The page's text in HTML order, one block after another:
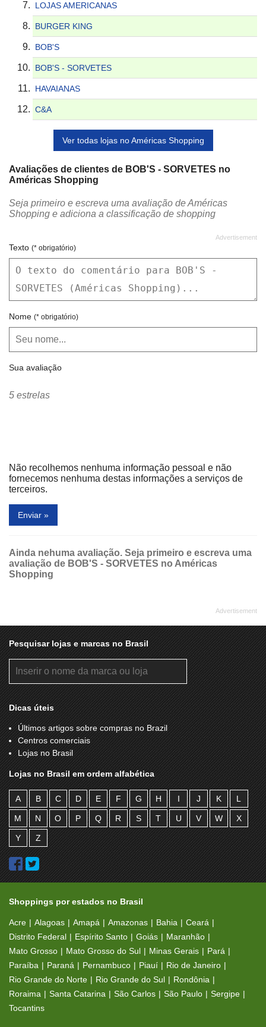
LOJAS AMERICANAS
BURGER KING
BOB'S
BOB'S - SORVETES
HAVAIANAS
C&A
Ver todas lojas no Américas Shopping
Avaliações de clientes de BOB'S - SORVETES no
Américas Shopping
Seja primeiro e escreva uma avaliação de Américas
Shopping e adiciona a classificação de shopping
Texto (* obrigatório)
Nome (* obrigatório)
Sua avaliação
5 estrelas
Não recolhemos nenhuma informação pessoal e não
fornecemos nenhuma destas informações a serviços de
terceiros.
Enviar »
Ainda nehuma avaliação. Seja primeiro e escreva uma
avaliação de BOB'S - SORVETES no Américas
Shopping
Pesquisar lojas e marcas no Brasil
Dicas úteis
Últimos artigos sobre compras no Brazil
Centros comerciais
Lojas no Brasil
Lojas no Brasil em ordem alfabética
A B C D E F G H I J K L
M N O P Q R S T U V W X
Y Z
Shoppings por estados no Brasil
Acre Alagoas Amapá Amazonas Bahia
Ceará
Distrito Federal
Espírito Santo Goiás
Maranhão
Mato Grosso
Mato Grosso do Sul Minas Gerais
Pará
Paraíba
Paraná Pernambuco Piauí
Rio de Janeiro
Rio Grande do Norte
Rio Grande do Sul
Rondônia
Roraima
Santa Catarina São Carlos São Paulo
Sergipe
Tocantins